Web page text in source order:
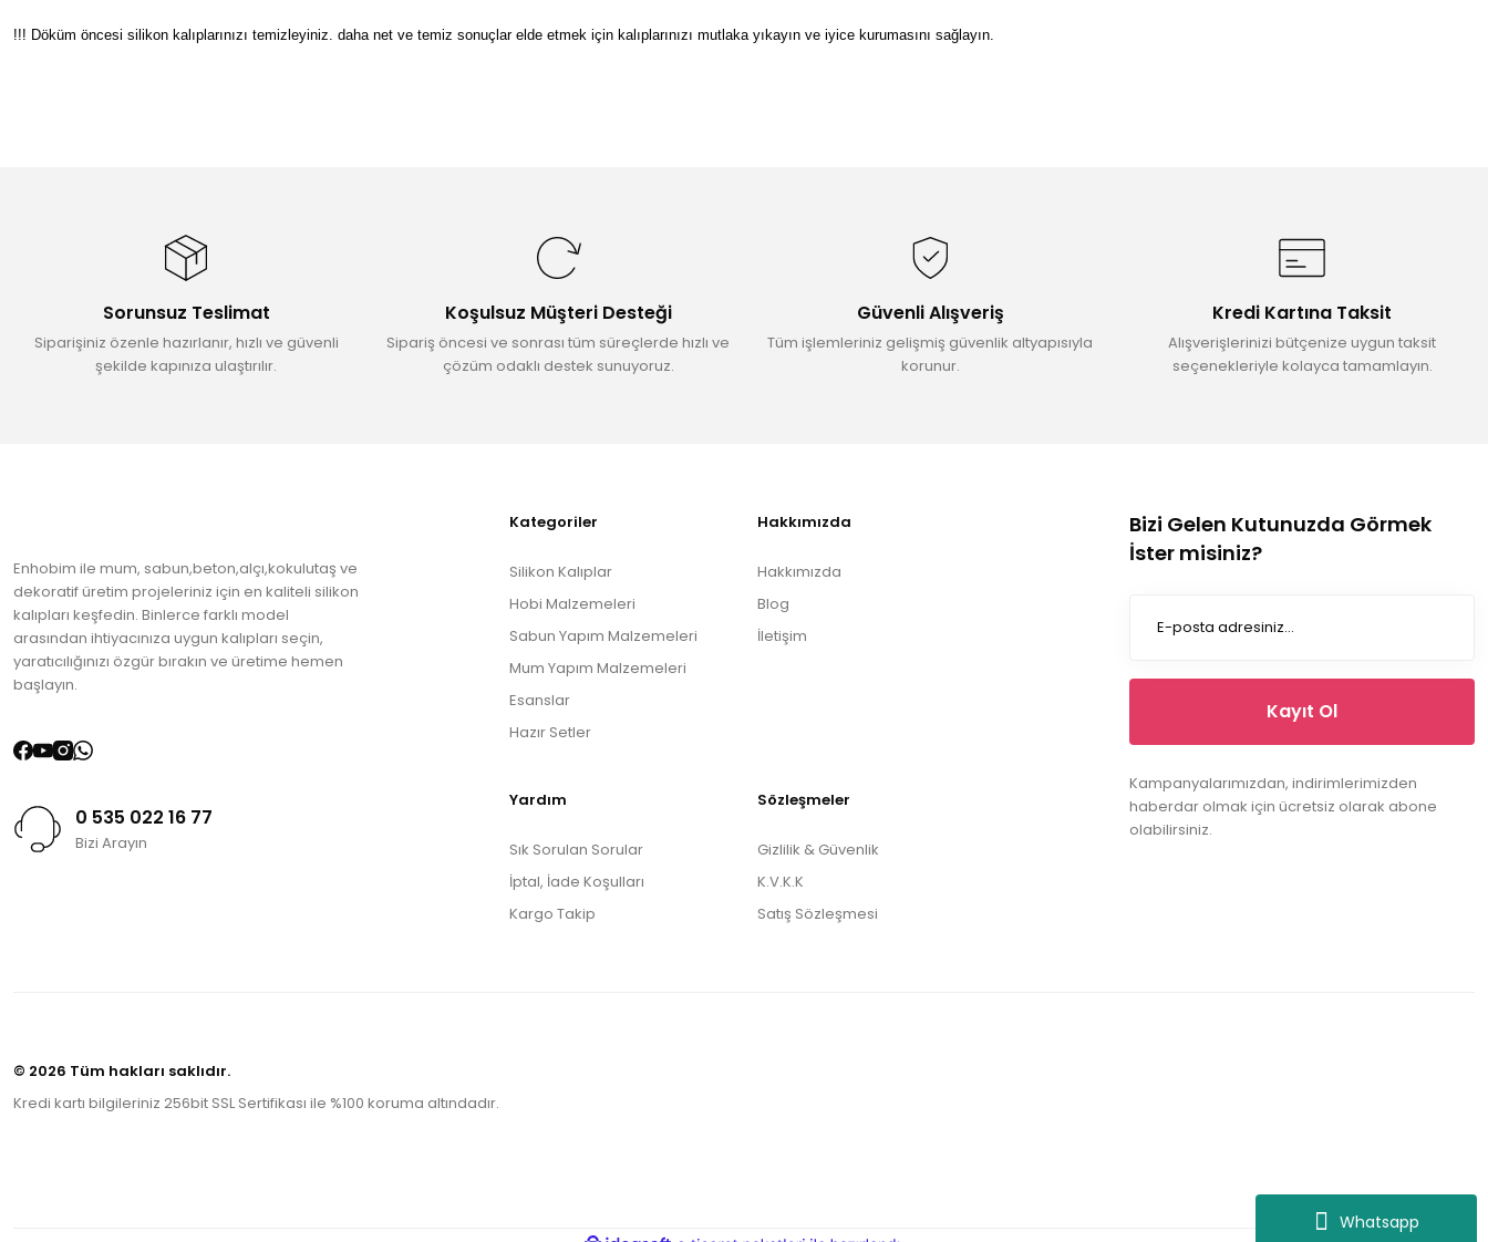
Whatsapp
!!! Döküm öncesi silikon kalıplarınızı temizleyiniz. daha net ve temiz sonuçlar elde etmek için kalıplarınızı mutlaka yıkayın ve iyice kurumasını sağlayın.
Ürün açıklamasında eksik bilgiler bulunuyor.
Ürün fiyatı diğer sitelerden daha pahalı.
Bu ürüne benzer farklı alternatifler olmalı.
Sorunsuz Teslimat
Siparişiniz özenle hazırlanır, hızlı ve güvenli
şekilde kapınıza ulaştırılır.
Koşulsuz Müşteri Desteği
Sipariş öncesi ve sonrası tüm süreçlerde hızlı ve
çözüm odaklı destek sunuyoruz.
Güvenli Alışveriş
Tüm işlemleriniz gelişmiş güvenlik altyapısıyla
korunur.
Kredi Kartına Taksit
Alışverişlerinizi bütçenize uygun taksit
seçenekleriyle kolayca tamamlayın.
Enhobim ile mum, sabun,beton,alçı,kokulutaş ve
dekoratif üretim projeleriniz için en kaliteli silikon
kalıpları keşfedin. Binlerce farklı model
arasından ihtiyacınıza uygun kalıpları seçin,
yaratıcılığınızı özgür bırakın ve üretime hemen
başlayın.
0 535 022 16 77
Bizi Arayın
Kategoriler
Silikon Kalıplar
Hobi Malzemeleri
Sabun Yapım Malzemeleri
Mum Yapım Malzemeleri
Esanslar
Hazır Setler
Hakkımızda
Hakkımızda
Blog
İletişim
Yardım
Sık Sorulan Sorular
İptal, İade Koşulları
Kargo Takip
Sözleşmeler
Gizlilik & Güvenlik
K.V.K.K
Satış Sözleşmesi
Bizi Gelen Kutunuzda Görmek
İster misiniz?
Kayıt Ol
Kampanyalarımızdan, indirimlerimizden
haberdar olmak için ücretsiz olarak abone
olabilirsiniz.
© 2026 Tüm hakları saklıdır.
Kredi kartı bilgileriniz 256bit SSL Sertifikası ile %100 koruma altındadır.